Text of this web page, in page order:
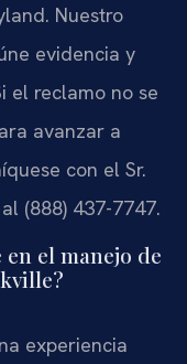
Nuestro
evidencia y
el reclamo no se
avanzar a
con el Sr.
(888) 437-7747.
el manejo de
experiencia